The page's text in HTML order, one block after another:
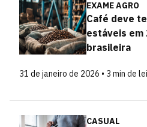
EXAME AGRO
Café deve
estáveis em
brasileira
31 de janeiro de 2026 • 3 min de
CASUAL